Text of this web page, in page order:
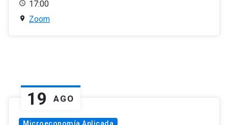
17:00
Zoom
19 AGO